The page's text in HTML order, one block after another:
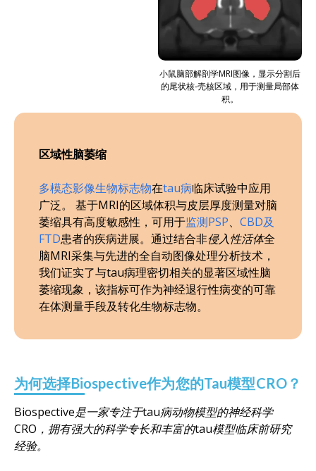
小鼠脑部解剖学MRI图像，显示分割后
的尾状核-壳核区域，用于测量局部体
积。
区域性脑萎缩
多模态影像生物标志物在tau病临床试验中应用
广泛。 基于MRI的区域体积与皮层厚度测量对脑
萎缩具有高度敏感性，可用于监测PSP、 CBD及
FTD患者的疾病进展。通过结合非侵入性活体全
脑MRI采集与先进的全自动图像处理分析技术，
我们证实了与tau病理密切相关的显著区域性脑
萎缩现象，该指标可作为神经退行性病变的可靠
在体测量手段及转化生物标志物。
为何选择Biospective作为您的Tau模型CRO？
Biospective是一家专注于tau病动物模型的神经科学
CRO，拥有强大的科学专长和丰富的tau模型临床前研究
经验。